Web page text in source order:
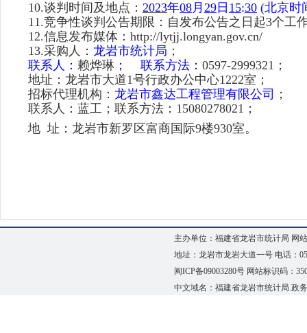
10.谈判时间及地点： 2023年08月 29 日 15:30 (北京时
11.竞争性谈判公告期限：自发布公告之日起3个工
12.信息发布媒体： http://lytjj.longyan.gov.cn/
13.采购人： 龙岩市统计局 ；
联系人： 赖烨琳 ； 联系方法： 0597-2999321 ；
地址：龙岩市大道1号行政办公中心1222室；
招标代理机构： 龙岩市鑫达工程管理有限公司
；
联系人：蓝工；联系方法： 15080278021 ；
地 址： 龙岩市新罗区富商国际9楼930室。